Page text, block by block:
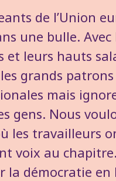
de l’Union
une bulle. Avec
et leurs hauts
grands patrons
mais
gens. Nous
les travailleurs
voix au
la démocratie en